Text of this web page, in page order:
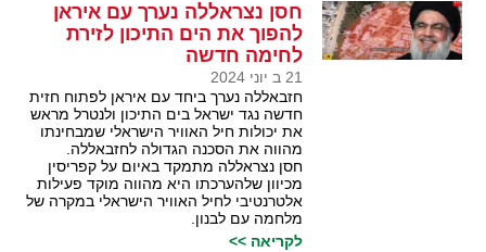
חסן נצראללה נערך עם איראן
להפוך את הים התיכון לזירת
לחימה חדשה
21 ב יוני 2024
חזבאללה נערך ביחד עם איראן לפתוח חזית
חדשה נגד ישראל בים התיכון ולנטרל מראש
את יכולות חיל האוויר הישראלי שמבחינתו
מהווה את הסכנה הגדולה לחזבאללה.
חסן נצראללה מתמקד באיום על קפריסין
מכיוון שלהערכתו היא מהווה מוקד פעילות
אלטרנטיבי לחיל האוויר הישראלי במקרה של
מלחמה עם לבנון.
לקריאה >>